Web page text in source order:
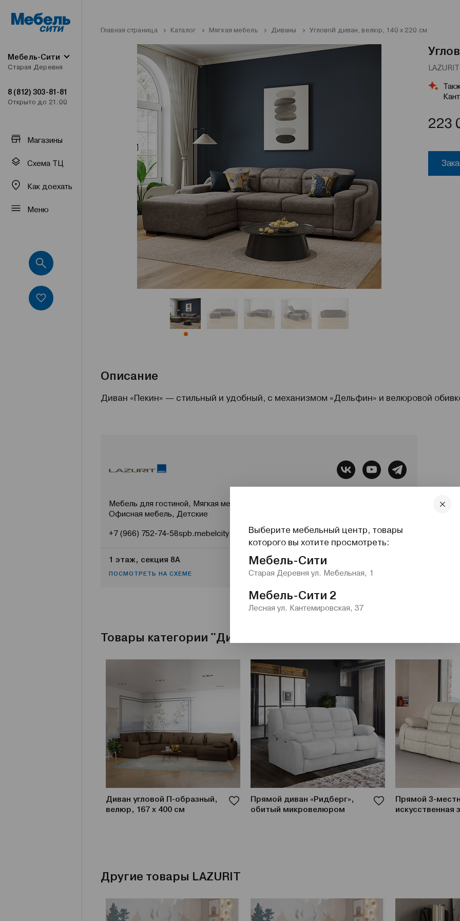
Мебель-Сити
Старая Деревня
8 (812) 303-81-81
Открыто до 21:00
Магазины
Схема ТЦ
Как доехать
Меню
Главная страница Каталог Мягкая мебель Диваны Угловой диван, велюр, 140 х 220 см
223
Описание
Диван «Пекин» — стильный и удобный, с механизмом «Дельфин» и велюровой
Мебель для гостиной, Мягкая мебель, Все для сна, Системы хранения,
Офисная мебель, Детские
+7 (966) 752-74-58spb.mebelcity1-2@nw.lazurit.comlazurit.com
1 этаж, секция 8А
ПОСМОТРЕТЬ НА СХЕМЕ
Товары категории "Диваны"
Диван угловой П-образный,
велюр, 167 х 400 см
Прямой диван «Ридберг»,
обитый микровелюром
Прямой 3-
искусственная
Другие товары LAZURIT
Выберите мебельный центр, товары
которого вы хотите просмотреть:
Мебель-Сити
Старая Деревня ул. Мебельная, 1
Мебель-Сити 2
Лесная ул. Кантемировская, 37